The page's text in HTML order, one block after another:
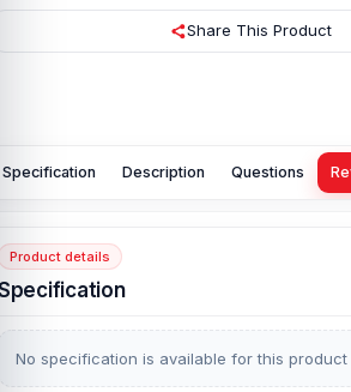
Share This Product
Specification Description Questions
Product details
No specification is available for this product